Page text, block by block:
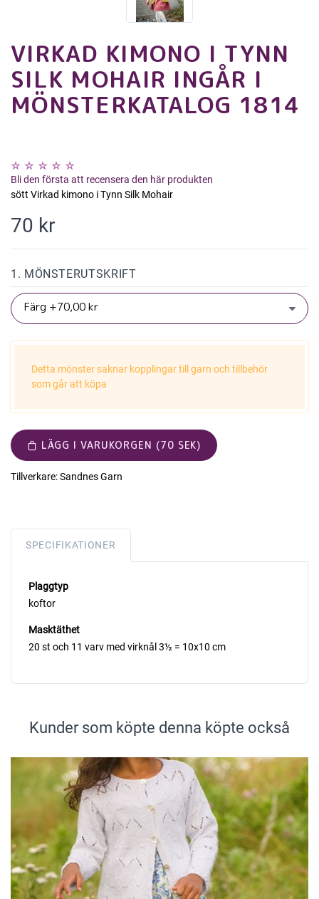
VIRKAD KIMONO I TYNN
SILK MOHAIR INGÅR I
MÖNSTERKATALOG 1814
Bli den första att recensera den här produkten
sött Virkad kimono i Tynn Silk Mohair
70 kr
1. MÖNSTERUTSKRIFT
Detta mönster saknar kopplingar till garn och tillbehör
som går att köpa
LÄGG I VARUKORGEN (70 SEK)
Tillverkare:Sandnes Garn
SPECIFIKATIONER
Plaggtyp
koftor
Masktäthet
20 st och 11 varv med virknål 3½ = 10x10 cm
Kunder som köpte denna köpte också